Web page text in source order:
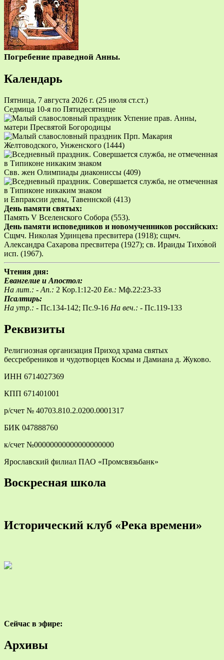
Погребение праведной Анны.
Календарь
Пятница, 7 августа 2026 г. (25 июля ст.ст.)
Седмица 10-я по Пятидесятнице
Успение прав. Анны,
матери Пресвятой Богородицы
Прп. Макария
Желтоводского, Унженского (1444)
Свв. жен Олимпиады диакониссы (409)
и Евпраксии девы, Тавеннской (413)
День памяти святых:
Память V Вселенского Собора (553).
День памяти исповедников и новомученников российских:
Сщмч. Николая Удинцева пресвитера (1918); сщмч.
Александра Сахарова пресвитера (1927); св. Ираиды Тихо́вой
исп. (1967).
Чтения дня:
Евангелие и Апостол:
На лит.: - Ап.: 2 Кор.1:12-20 Ев.: Мф.22:23-33
Псалтирь:
На утр.: - Пс.134-142; Пс.9-16 На веч.: - Пс.119-133
Реквизиты
Религиозная организация Приход храма святых
бессребреников и чудотворцев Космы и Дамиана д. Жуково.
ИНН 6714027369
КПП 671401001
р/счет № 40703.810.2.0200.0001317
БИК 047888760
к/счет №00000000000000000000
Ярославский филиал ПАО «Промсвязьбанк»
Воскресная школа
Исторический клуб «Река времени»
Сейчас в эфире:
Архивы